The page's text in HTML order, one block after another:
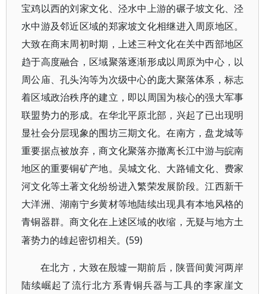
宝鸡以西的刘家文化、泾水中上游的碾子坡文化、泾
水中游及邻近区域的郑家坡文化相继进入周原地区。
大致在商末周初时期，上述三种文化在关中西部地区
趋于高度融合，区域聚落逐渐形成以周原为中心，以
周公庙、孔头沟等为次级中心的庞大聚落体系，标志
着区域政治秩序的建立，即以周国为核心的强大军事
联盟势力的形成。在华北平原北部，兴起了已出现明
显社会分层现象的围坊三期文化。在南方，盘龙城等
重要据点被放弃，商文化聚落亦撤离长江中游与皖南
地区的重要铜矿产地。吴城文化、大路铺文化、费家
河文化等土著文化纷纷进入繁荣发展阶段。江西新干
大洋洲、湖南宁乡黄材等地陆续出现具有本地风格的
青铜器群。商文化在上述区域的收缩，无疑与地方土
著势力的雄起密切相关。 (59)
在北方，大致在殷墟一期前后，陕晋间黄河两岸
陆续崛起了流行北方系青铜兵器与工具的李家崖文